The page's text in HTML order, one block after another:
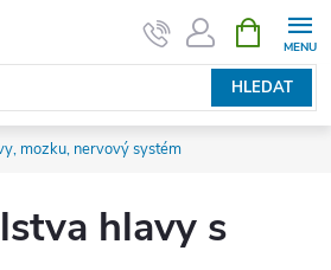
HLEDAT
NÁKUPNÍ
KOŠÍK
mozku, nervový systém
hlavy s